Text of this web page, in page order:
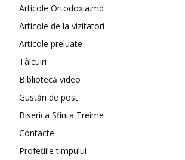
Articole Ortodoxia.md
Articole de la vizitatori
Articole preluate
Tâlcuiri
Bibliotecă video
Gustări de post
Biserica Sfinta Treime
Contacte
Profețiile timpului